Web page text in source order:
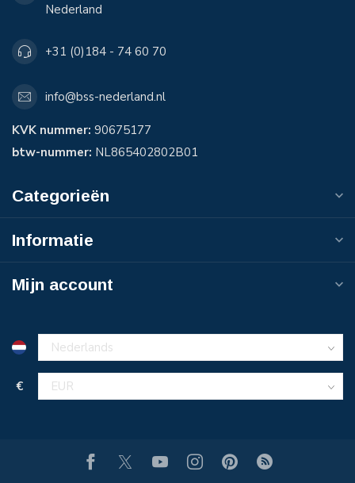
Nederland
+31 (0)184 - 74 60 70
info@bss-nederland.nl
KVK nummer: 90675177
btw-nummer: NL865402802B01
Categorieën
Informatie
Mijn account
€